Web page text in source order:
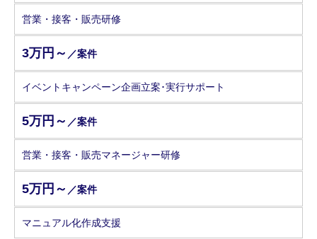
営業・接客・販売研修
3万円～ ／案件
イベントキャンペーン企画立案･実行サポート
5万円～ ／案件
営業・接客・販売マネージャー研修
5万円～ ／案件
マニュアル化作成支援